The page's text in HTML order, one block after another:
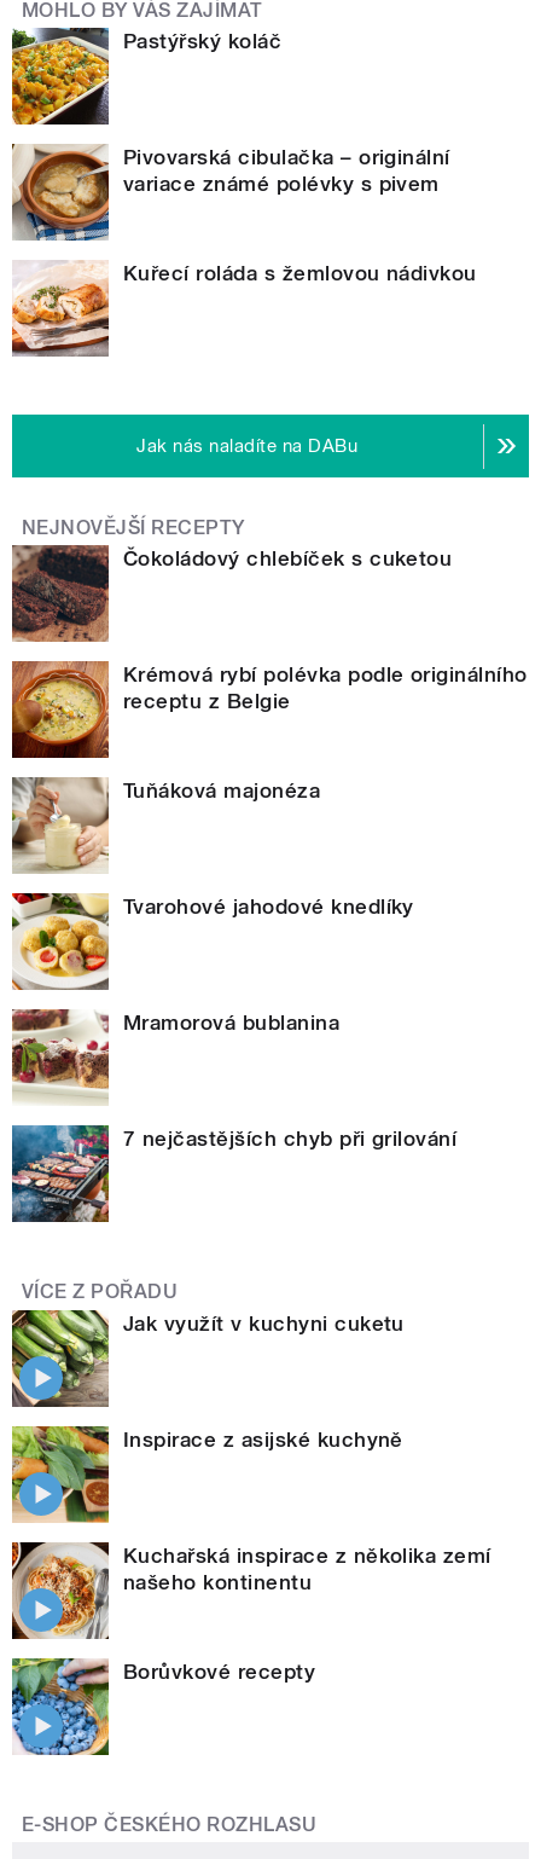
MOHLO BY VÁS ZAJÍMAT
Pastýřský koláč
Pivovarská cibulačka – originální
variace známé polévky s pivem
Kuřecí roláda s žemlovou nádivkou
Jak nás naladíte na DABu
NEJNOVĚJŠÍ RECEPTY
Čokoládový chlebíček s cuketou
Krémová rybí polévka podle originálního
receptu z Belgie
Tuňáková majonéza
Tvarohové jahodové knedlíky
Mramorová bublanina
7 nejčastějších chyb při grilování
VÍCE Z POŘADU
Jak využít v kuchyni cuketu
Inspirace z asijské kuchyně
Kuchařská inspirace z několika zemí
našeho kontinentu
Borůvkové recepty
E-SHOP ČESKÉHO ROZHLASU